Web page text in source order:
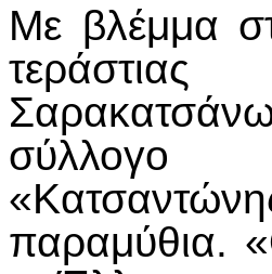
Με βλέμμα
σύλλογο
παραμύθια.